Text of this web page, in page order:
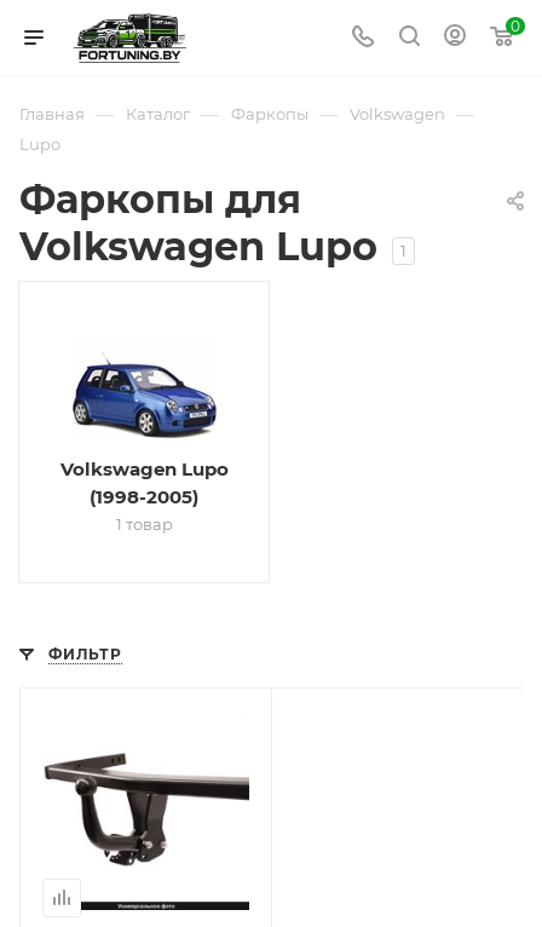
0
Главная — Каталог — Фаркопы — Volkswagen —
Lupo
Фаркопы для
Volkswagen Lupo
1
Volkswagen Lupo
(1998-2005)
1 товар
ФИЛЬТР